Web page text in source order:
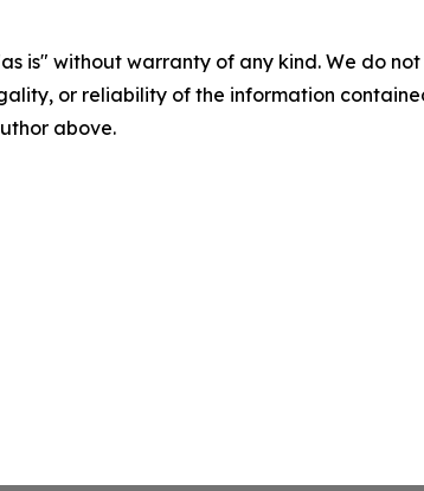
is" without warranty of any kind. We do
or reliability of the information
above.